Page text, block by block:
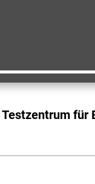
von
für